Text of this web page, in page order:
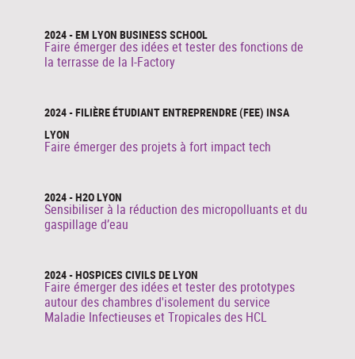
2024 - EM LYON BUSINESS SCHOOL
Faire émerger des idées et tester des fonctions de
la terrasse de la I-Factory
2024 - FILIÈRE ÉTUDIANT ENTREPRENDRE (FEE) INSA
LYON
Faire émerger des projets à fort impact tech
2024 - H2O LYON
Sensibiliser à la réduction des micropolluants et du
gaspillage d’eau
2024 - HOSPICES CIVILS DE LYON
Faire émerger des idées et tester des prototypes
autour des chambres d'isolement du service
Maladie Infectieuses et Tropicales des HCL